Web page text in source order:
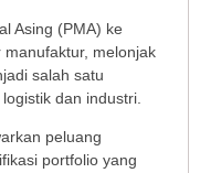
Asing (PMA) ke
melonjak
salah satu
dan industri.
peluang
portfolio yang